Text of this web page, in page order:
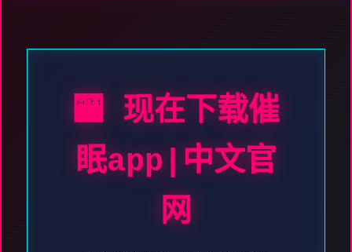
🏧 现在下载催
眠app|中文官
网